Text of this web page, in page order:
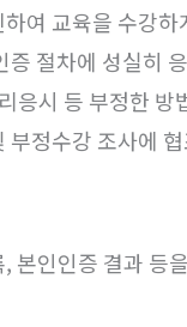
여 교육을 수강
절차에 성실히
응시 등 부정한
부정수강 조사에
본인인증 결과 등